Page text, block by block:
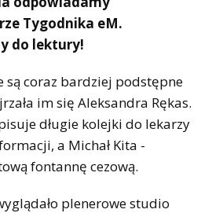
Tygodnika eM.
do lektury!
są coraz bardziej podstępne
im się Aleksandra Rękas.
długie kolejki do lekarzy
a Michał Kita -
fontannę cezową.
plenerowe studio